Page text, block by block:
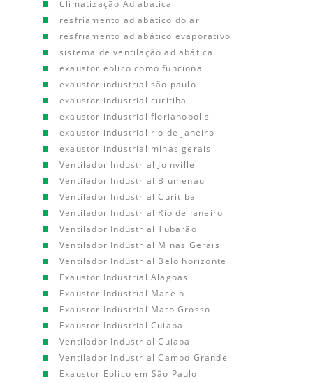
Climatização Adiabatica
resfriamento adiabático do ar
resfriamento adiabático evaporativo
sistema de ventilação adiabática
exaustor eolico como funciona
exaustor industrial são paulo
exaustor industrial curitiba
exaustor industrial florianopolis
exaustor industrial rio de janeiro
exaustor industrial minas gerais
Ventilador Industrial Joinville
Ventilador Industrial Blumenau
Ventilador Industrial Curitiba
Ventilador Industrial Rio de Janeiro
Ventilador Industrial Tubarão
Ventilador Industrial Minas Gerais
Ventilador Industrial Belo horizonte
Exaustor Industrial Alagoas
Exaustor Industrial Maceio
Exaustor Industrial Mato Grosso
Exaustor Industrial Cuiaba
Ventilador Industrial Cuiaba
Ventilador Industrial Campo Grande
Exaustor Eolico em São Paulo